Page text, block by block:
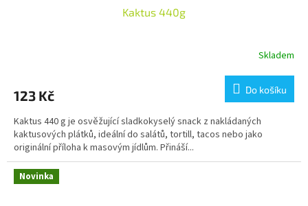
Kaktus 440g
Skladem
123 Kč Do košíku
Kaktus 440 g je osvěžující sladkokyselý snack z nakládaných
kaktusových plátků, ideální do salátů, tortill, tacos nebo jako
originální příloha k masovým jídlům. Přináší...
Novinka